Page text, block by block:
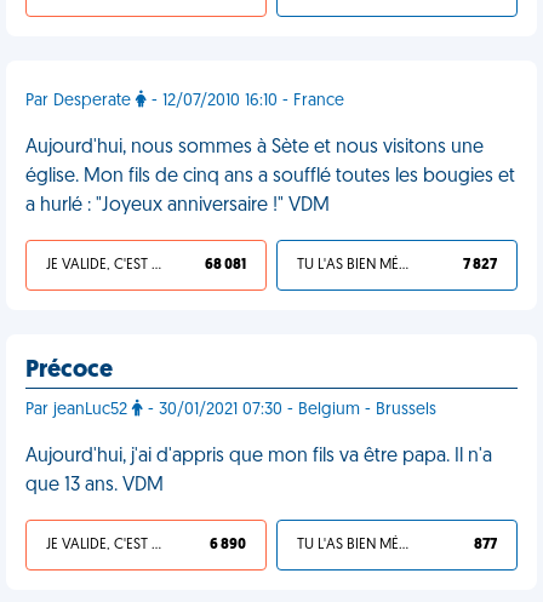
Par Desperate - 12/07/2010 16:10 - France
Aujourd'hui, nous sommes à Sète et nous visitons une
église. Mon fils de cinq ans a soufflé toutes les bougies et
a hurlé : "Joyeux anniversaire !" VDM
JE VALIDE, C'EST UNE VDM 68 081 TU L'AS BIEN MÉRITÉ 7 827
Précoce
Par jeanLuc52 - 30/01/2021 07:30 - Belgium - Brussels
Aujourd'hui, j'ai d'appris que mon fils va être papa. Il n'a
que 13 ans. VDM
JE VALIDE, C'EST UNE VDM 6 890 TU L'AS BIEN MÉRITÉ 877